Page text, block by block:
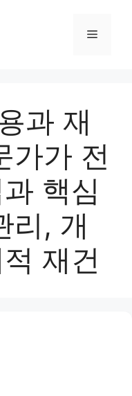
Menu
과 재
가가 전
핵심
리, 개
재건